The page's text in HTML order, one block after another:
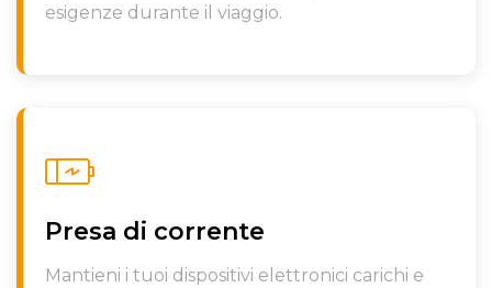
esigenze durante il viaggio.
Presa di corrente
Mantieni i tuoi dispositivi elettronici carichi e